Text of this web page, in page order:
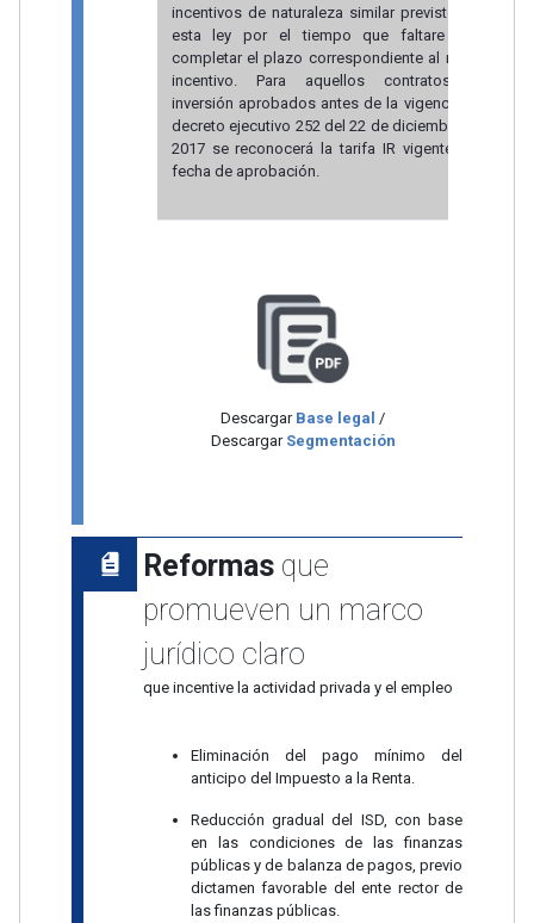
incentivos de naturaleza similar previstos en
esta ley por el tiempo que faltare para
completar el plazo correspondiente al nuevo
incentivo. Para aquellos contratos de
inversión aprobados antes de la vigencia del
decreto ejecutivo 252 del 22 de diciembre del
2017 se reconocerá la tarifa IR vigente a la
fecha de aprobación.
Descargar Base legal /
Descargar Segmentación
Reformasque
promueven un marco
jurídico claro
que incentive la actividad privada y el empleo
Eliminación del pago mínimo del
anticipo del Impuesto a la Renta.
Reducción gradual del ISD, con base
en las condiciones de las finanzas
públicas y de balanza de pagos, previo
dictamen favorable del ente rector de
las finanzas públicas.